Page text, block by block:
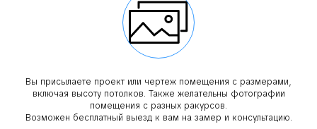
Вы присылаете проект или чертеж помещения с размерами,
включая высоту потолков. Также желательны фотографии
помещения с разных ракурсов.
Возможен бесплатный выезд к вам на замер и консультацию.